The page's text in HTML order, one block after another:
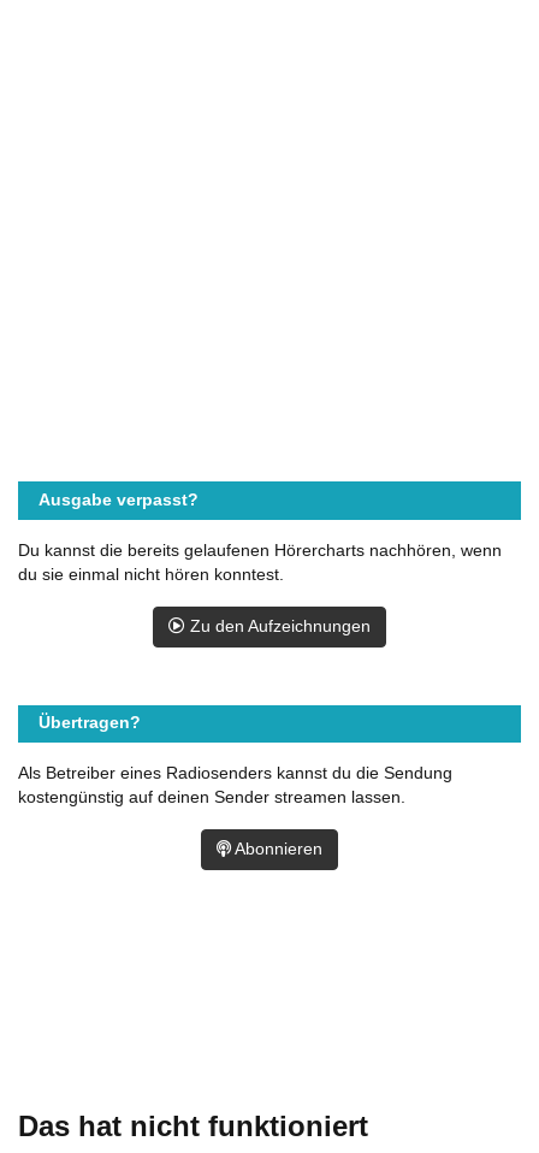
Das hat nicht funktioniert
Ausgabe verpasst?
Du kannst die bereits gelaufenen Hörercharts nachhören, wenn
du sie einmal nicht hören konntest.
Zu den Aufzeichnungen
Übertragen?
Als Betreiber eines Radiosenders kannst du die Sendung
kostengünstig auf deinen Sender streamen lassen.
Abonnieren